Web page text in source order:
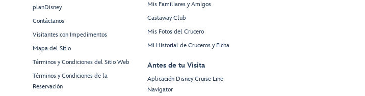
planDisney
Contáctanos
Visitantes con Impedimentos
Mapa del Sitio
Términos y Condiciones del Sitio Web
Términos y Condiciones de la
Reservación
Mis Familiares y Amigos
Castaway Club
Mis Fotos del Crucero
Mi Historial de Cruceros y Ficha
Antes de tu Visita
Aplicación Disney Cruise Line
Navigator